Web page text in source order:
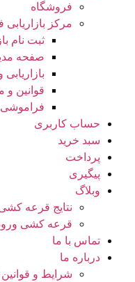
فروشگاه
مرکز
ثبت نام
صفحه
قوانین و
فراموشی
حساب کاربری
سبد خرید
پرداخت
پیگیری
وبلاگ
نتایج قرعه
قرعه کشی
تماس با ما
درباره ما
شرایط و